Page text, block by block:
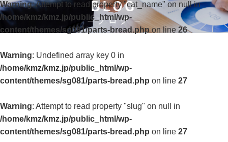
BLOG
ブログ
Warning: Attempt to read property "cat_name" on null in
/home/kmz/kmz.jp/public_html/wp-
content/themes/sg081/parts-bread.phpon line 26
Warning: Undefined array key 0 in
/home/kmz/kmz.jp/public_html/wp-
content/themes/sg081/parts-bread.php on line 27
Warning: Attempt to read property "slug" on null in
/home/kmz/kmz.jp/public_html/wp-
content/themes/sg081/parts-bread.php on line 27